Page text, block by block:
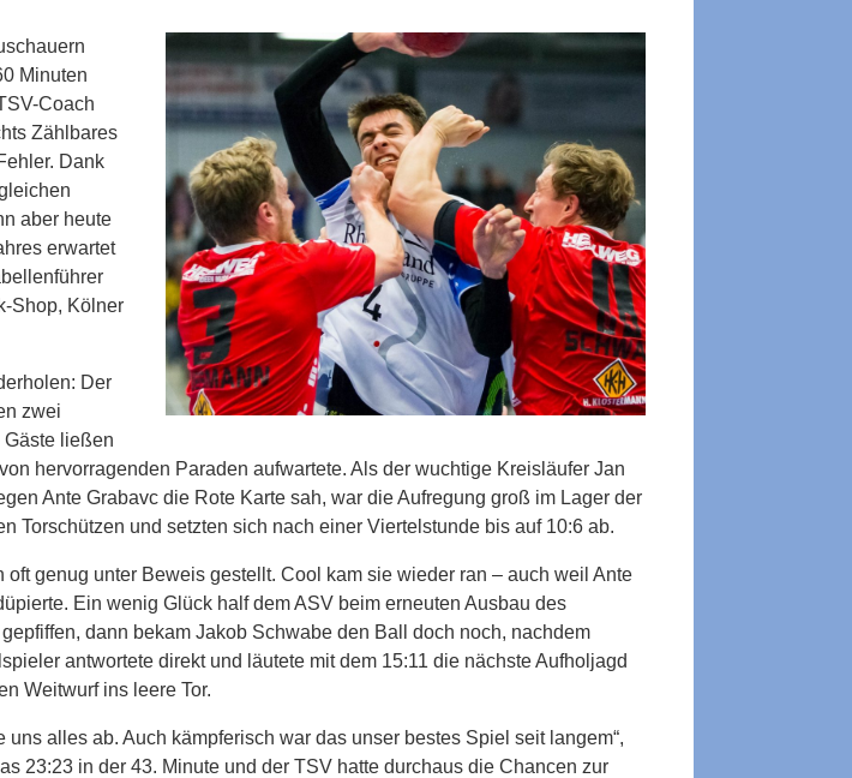
Minuten
Coach
Zählbares
Dank
aber heute
erwartet
Shop, Kölner
Der
zwei
Gäste ließen
hervorragenden Paraden aufwartete. Als der wuchtige Kreisläufer Jan
Ante Grabavc die Rote Karte sah, war die Aufregung groß im Lager der
Torschützen und setzten sich nach einer Viertelstunde bis auf 10:6 ab.
genug unter Beweis gestellt. Cool kam sie wieder ran – auch weil Ante
Ein wenig Glück half dem ASV beim erneuten Ausbau des
dann bekam Jakob Schwabe den Ball doch noch, nachdem
antwortete direkt und läutete mit dem 15:11 die nächste Aufholjagd
Weitwurf ins leere Tor.
alles ab. Auch kämpferisch war das unser bestes Spiel seit langem“,
23:23 in der 43. Minute und der TSV hatte durchaus die Chancen zur